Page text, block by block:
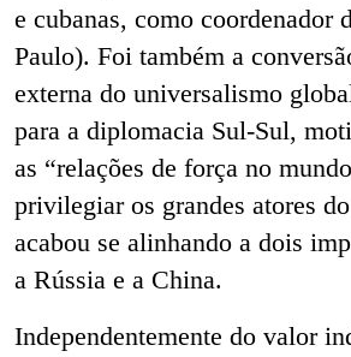
e cubanas, como coordenador
Paulo). Foi também a
externa do universalismo
para a diplomacia Sul-Sul,
as “relações de força no
privilegiar os grandes atores
acabou se alinhando a dois
a Rússia e a China.
Independentemente do valor